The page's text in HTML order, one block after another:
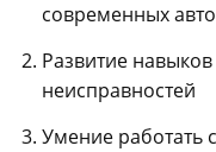
современных
Развитие
неисправностей
Умение работать